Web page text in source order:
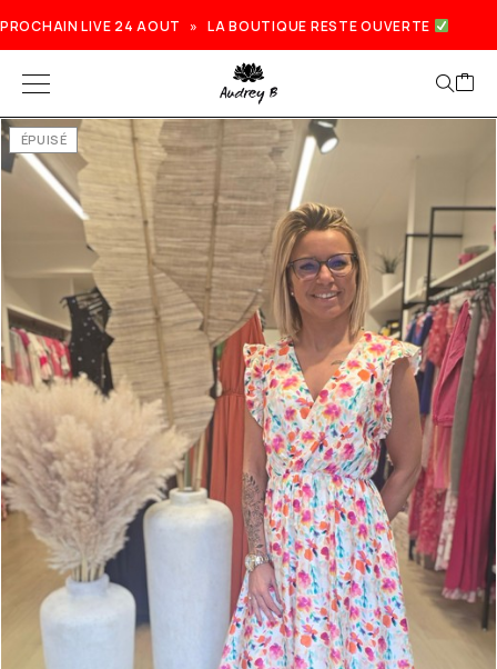
PROCHAIN LIVE 24 AOUT » LA BOUTIQUE RESTE OUVERTE
ÉPUISÉ